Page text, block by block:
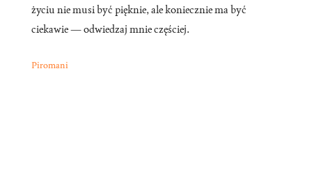
życiu nie musi być pięknie, ale koniecznie ma być
ciekawie — odwiedzaj mnie częściej.
Piromani